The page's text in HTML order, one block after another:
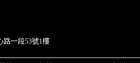
路一段53號1樓